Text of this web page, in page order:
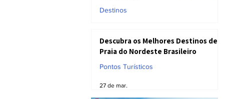
Destinos
Descubra os Melhores Destinos de
Praia do Nordeste Brasileiro
Pontos Turísticos
27 de mar.